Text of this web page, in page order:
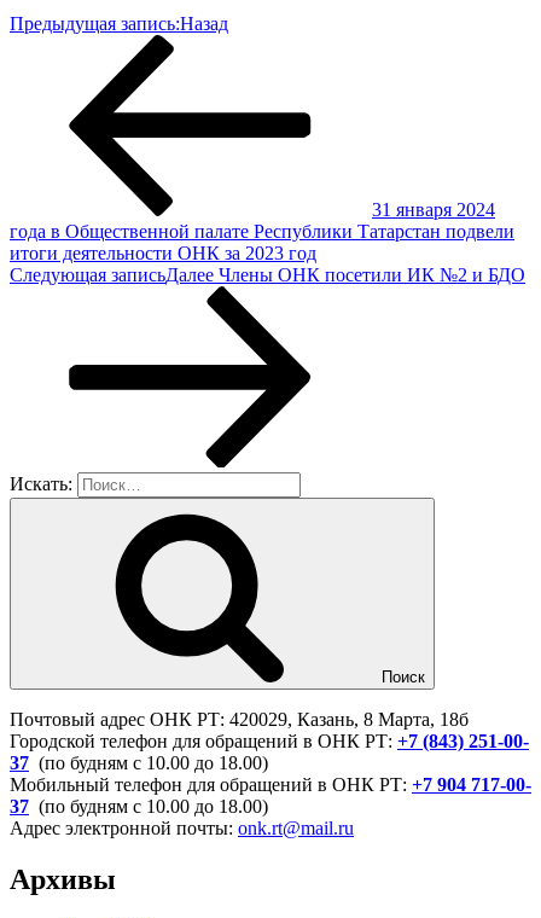
Предыдущая запись:Назад
31 января 2024
года в Общественной палате Республики Татарстан подвели
итоги деятельности ОНК за 2023 год
Следующая записьДалее Члены ОНК посетили ИК №2 и БДО
Искать:
Поиск
Почтовый адрес ОНК РТ: 420029, Казань, 8 Марта, 18б
Городской телефон для обращений в ОНК РТ: +7 (843) 251-00-
37 (по будням с 10.00 до 18.00)
Мобильный телефон для обращений в ОНК РТ: +7 904 717-00-
37 (по будням с 10.00 до 18.00)
Адрес электронной почты: onk.rt@mail.ru
Архивы